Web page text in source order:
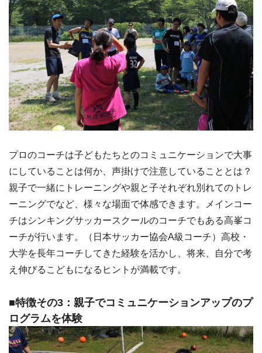
プロのコーチは子どもたちとのコミュニケーションで大事
にしていることは何か、声掛けで注意していることとは？
親子で一緒にトレーニングや親と子それぞれ別れてのトレ
ーニングでなど、様々な場面で体感できます。メインコー
チはシンキングサッカースクールのコーチでもある高峯コ
ーチが行います。（日本サッカー協会A級コーチ）高校・
大学を長年コーチしてきた経験を活かし、将来、自分で考
え伸びるこどもになるヒントが満載です。
■特徴その3：親子でコミュニケーションアップのプ
ログラムを体験